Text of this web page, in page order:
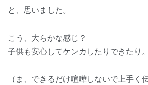
と、思いました。
こう、大らかな感じ？
子供も安心してケンカしたりできたり。
（ま、できるだけ喧嘩しないで上手く